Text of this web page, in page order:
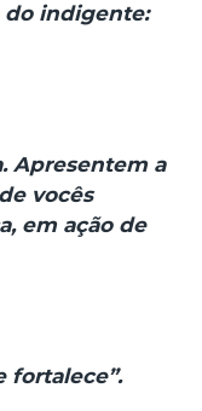
do indigente:
Apresentem a
vocês
em ação de
fortalece”.